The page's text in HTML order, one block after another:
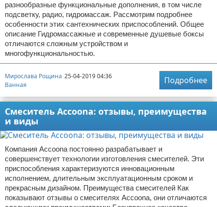
разнообразные функциональные дополнения, в том числе
подсветку, радио, гидромассаж. Рассмотрим подробнее
особенности этих сантехнических приспособлений. Общее
описание Гидромассажные и современные душевые боксы
отличаются сложным устройством и
многофункциональностью.
Мирослава Рощина 25-04-2019 04:36
Ванная
Подробнее
Смеситель Accoona: отзывы, преимущества
и виды
Компания Accoona постоянно разрабатывает и
совершенствует технологии изготовления смесителей. Эти
приспособления характеризуются инновационным
исполнением, длительным эксплуатационным сроком и
прекрасным дизайном. Преимущества смесителей Как
показывают отзывы о смесителях Accoona, они отличаются